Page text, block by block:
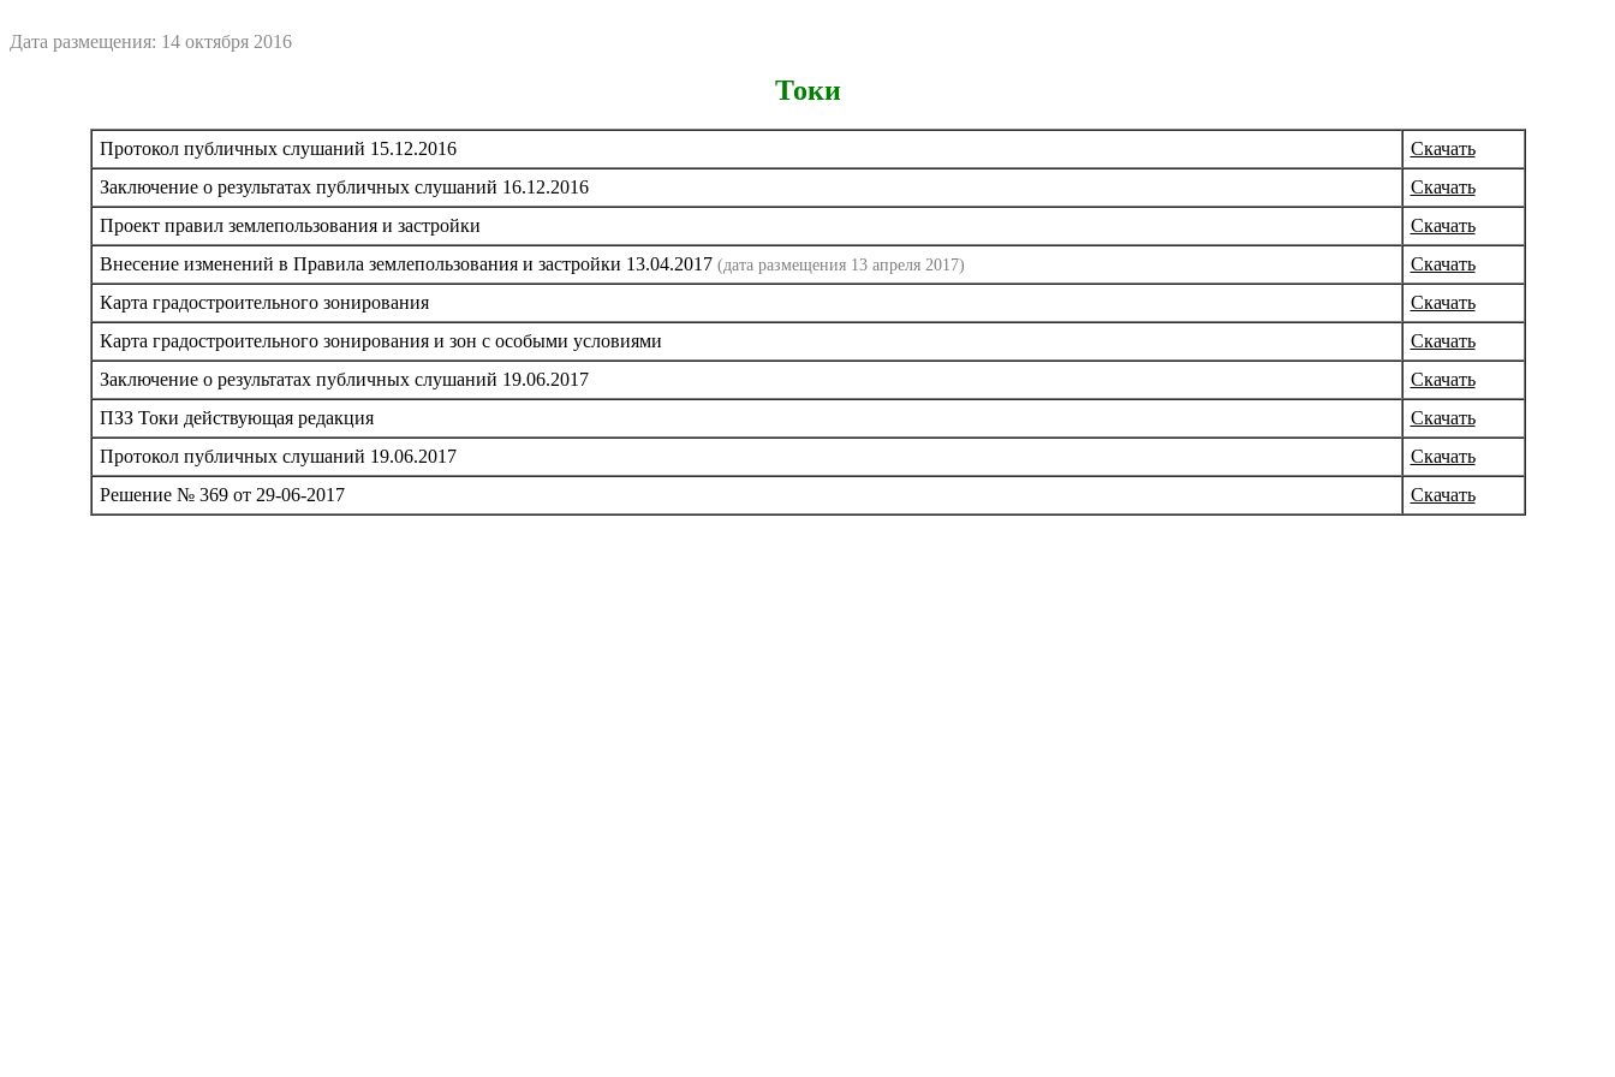
Дата размещения: 14 октября 2016
Токи
Протокол публичных слушаний 15.12.2016
Скачать
Заключение о результатах публичных слушаний 16.12.2016
Скачать
Проект правил землепользования и застройки
Скачать
Внесение изменений в Правила землепользования и застройки 13.04.2017 (дата размещения 13 апреля 2017)
Скачать
Карта градостроительного зонирования
Скачать
Карта градостроительного зонирования и зон с особыми условиями
Скачать
Заключение о результатах публичных слушаний 19.06.2017
Скачать
ПЗЗ Токи действующая редакция
Скачать
Протокол публичных слушаний 19.06.2017
Скачать
Решение № 369 от 29-06-2017
Скачать